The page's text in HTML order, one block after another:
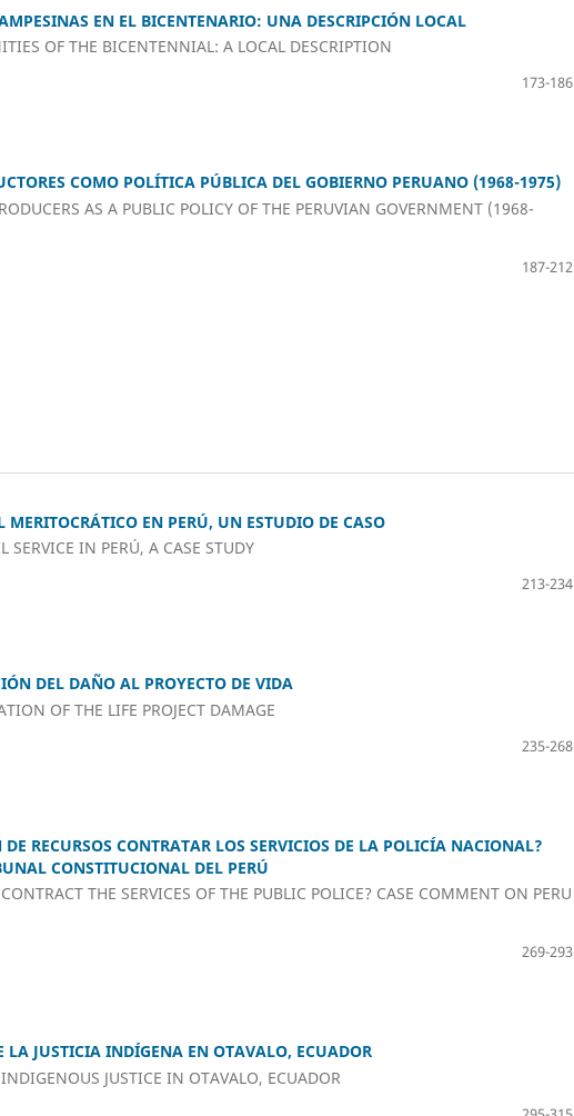
EN EL BICENTENARIO: UNA DESCRIPCIÓN LOCAL
OF THE BICENTENNIAL: A LOCAL DESCRIPTION
173-186
COMO POLÍTICA PÚBLICA DEL GOBIERNO PERUANO (1968-1975)
AS A PUBLIC POLICY OF THE PERUVIAN GOVERNMENT (1968-
187-212
EN PERÚ, UN ESTUDIO DE CASO
IN PERÚ, A CASE STUDY
213-234
DEL DAÑO AL PROYECTO DE VIDA
OF THE LIFE PROJECT DAMAGE
235-268
RECURSOS CONTRATAR LOS SERVICIOS DE LA POLICÍA NACIONAL?
CONSTITUCIONAL DEL PERÚ
THE SERVICES OF THE PUBLIC POLICE? CASE COMMENT ON PERU
269-293
JUSTICIA INDÍGENA EN OTAVALO, ECUADOR
JUSTICE IN OTAVALO, ECUADOR